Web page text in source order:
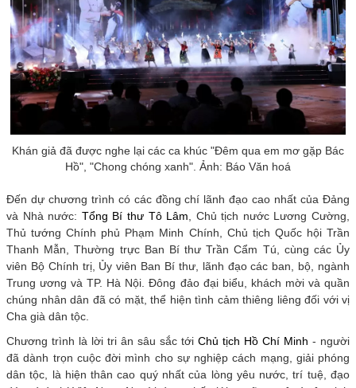
Khán giả đã được nghe lại các ca khúc "Đêm qua em mơ gặp Bác
Hồ", "Chong chóng xanh". Ảnh: Báo Văn hoá
Đến dự chương trình có các đồng chí lãnh đạo cao nhất của Đảng
và Nhà nước: Tổng Bí thư Tô Lâm , Chủ tịch nước Lương Cường,
Thủ tướng Chính phủ Phạm Minh Chính, Chủ tịch Quốc hội Trần
Thanh Mẫn, Thường trực Ban Bí thư Trần Cẩm Tú, cùng các Ủy
viên Bộ Chính trị, Ủy viên Ban Bí thư, lãnh đạo các ban, bộ, ngành
Trung ương và TP. Hà Nội. Đông đảo đại biểu, khách mời và quần
chúng nhân dân đã có mặt, thể hiện tình cảm thiêng liêng đối với vị
Cha già dân tộc.
Chương trình là lời tri ân sâu sắc tới Chủ tịch Hồ Chí Minh - người
đã dành trọn cuộc đời mình cho sự nghiệp cách mạng, giải phóng
dân tộc, là hiện thân cao quý nhất của lòng yêu nước, trí tuệ, đạo